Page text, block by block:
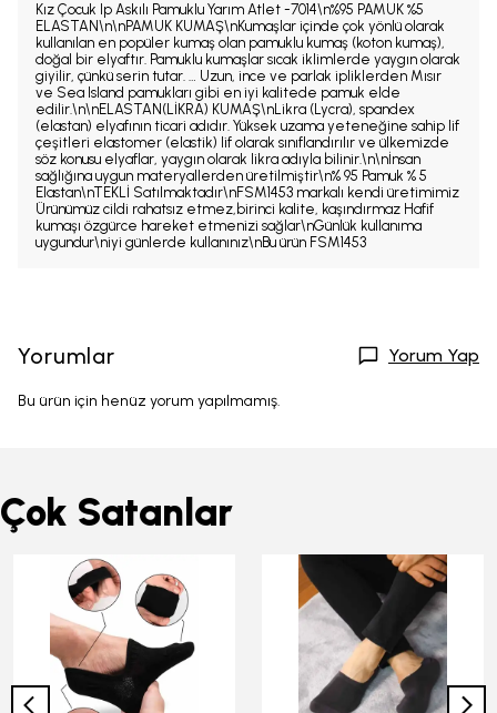
Kız Çocuk Ip Askılı Pamuklu Yarım Atlet -7014\n%95 PAMUK %5
ELASTAN\n\nPAMUK KUMAŞ\nKumaşlar içinde çok yönlü olarak
kullanılan en popüler kumaş olan pamuklu kumaş (koton kumaş),
doğal bir elyaftır. Pamuklu kumaşlar sıcak iklimlerde yaygın olarak
giyilir, çünkü serin tutar. … Uzun, ince ve parlak ipliklerden Mısır
ve Sea Island pamukları gibi en iyi kalitede pamuk elde
edilir.\n\nELASTAN(LİKRA) KUMAŞ\nLikra (Lycra), spandex
(elastan) elyafının ticari adıdır. Yüksek uzama yeteneğine sahip lif
çeşitleri elastomer (elastik) lif olarak sınıflandırılır ve ülkemizde
söz konusu elyaflar, yaygın olarak likra adıyla bilinir.\n\nİnsan
sağlığına uygun materyallerden üretilmiştir\n% 95 Pamuk % 5
Elastan\nTEKLİ Satılmaktadır\nFSM1453 markalı kendi üretimimiz
Ürünümüz cildi rahatsız etmez,birinci kalite, kaşındırmaz Hafif
kumaşı özgürce hareket etmenizi sağlar\nGünlük kullanıma
uygundur\niyi günlerde kullanınız\nBu ürün FSM1453
Yorumlar Yorum Yap
Bu ürün için henüz yorum yapılmamış.
Çok Satanlar